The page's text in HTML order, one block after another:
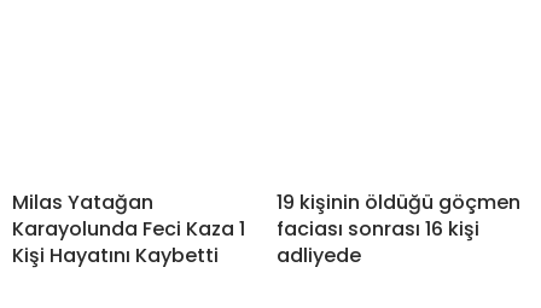
Milas Yatağan
Karayolunda Feci Kaza 1
Kişi Hayatını Kaybetti
19 kişinin öldüğü göçmen
faciası sonrası 16 kişi
adliyede